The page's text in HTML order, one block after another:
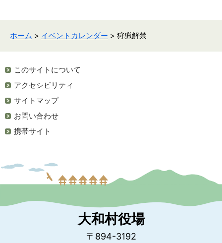
ホーム > イベントカレンダー > 狩猟解禁
このサイトについて
アクセシビリティ
サイトマップ
お問い合わせ
携帯サイト
大和村役場
〒894-3192